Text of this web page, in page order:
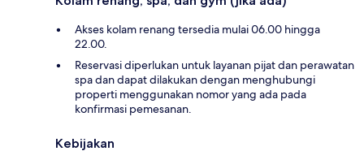
Akses kolam renang tersedia mulai 06.00 hingga
22.00.
Reservasi diperlukan untuk layanan pijat dan perawatan
spa dan dapat dilakukan dengan menghubungi
properti menggunakan nomor yang ada pada
konfirmasi pemesanan.
Kebijakan